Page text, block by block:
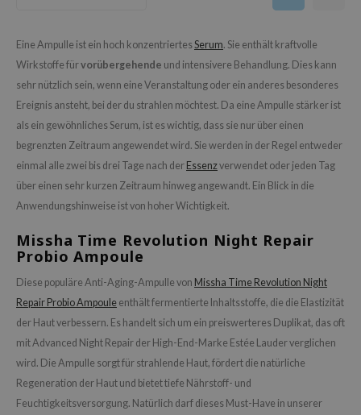
Eine Ampulle ist ein hoch konzentriertesSerum. Sie enthält kraftvolle
Wirkstoffe fürvorübergehende und intensivere Behandlung. Dies kann
sehr nützlich sein, wenn eine Veranstaltung oder ein anderes besonderes
Ereignis ansteht, bei der du strahlen möchtest. Da eine Ampulle stärker ist
als ein gewöhnliches Serum, ist es wichtig, dass sie nur über einen
begrenzten Zeitraum angewendet wird. Sie werden in der Regel entweder
einmal alle zwei bis drei Tage nach der Essenzverwendet oder jeden Tag
über einen sehr kurzen Zeitraum hinweg angewandt. Ein Blick in die
Anwendungshinweise ist von hoher Wichtigkeit.
Missha Time Revolution Night Repair
Probio Ampoule
Diese populäre Anti-Aging-Ampulle von Missha Time Revolution Night
Repair Probio Ampoule enthält fermentierte Inhaltsstoffe, die die Elastizität
der Haut verbessern. Es handelt sich um ein preiswerteres Duplikat, das oft
mit Advanced Night Repair der High-End-Marke Estée Lauder verglichen
wird. Die Ampulle sorgt für strahlende Haut, fördert die natürliche
Regeneration der Haut und bietet tiefe Nährstoff- und
Feuchtigkeitsversorgung. Natürlich darf dieses Must-Have in unserer